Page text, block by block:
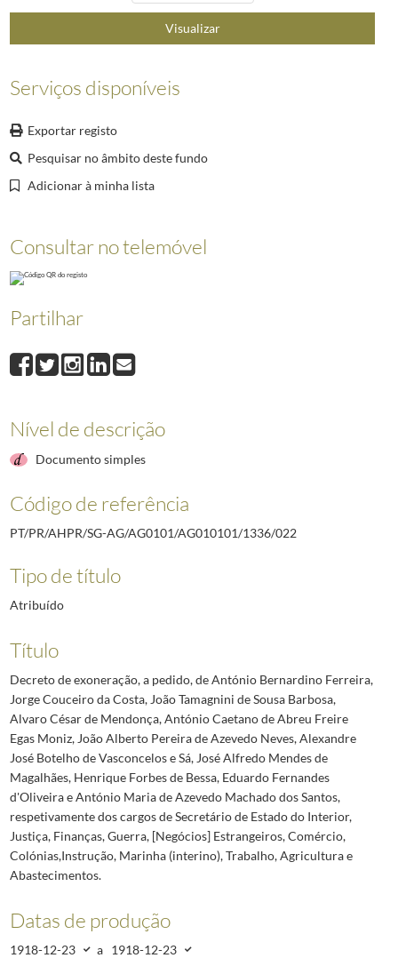
024Decreto de nomeação de João Tamagnini de Sousa Barbosa para
Visualizar
Serviços disponíveis
Exportar registo
Pesquisar no âmbito deste fundo
Adicionar à minha lista
Consultar no telemóvel
Partilhar
Nível de descrição
Documento simples
Código de referência
PT/PR/AHPR/SG-AG/AG0101/AG010101/1336/022
Tipo de título
Atribuído
Título
Decreto de exoneração, a pedido, de António Bernardino Ferreira,
Jorge Couceiro da Costa, João Tamagnini de Sousa Barbosa,
Alvaro César de Mendonça, António Caetano de Abreu Freire
Egas Moniz, João Alberto Pereira de Azevedo Neves, Alexandre
José Botelho de Vasconcelos e Sá, José Alfredo Mendes de
Magalhães, Henrique Forbes de Bessa, Eduardo Fernandes
d'Oliveira e António Maria de Azevedo Machado dos Santos,
respetivamente dos cargos de Secretário de Estado do Interior,
Justiça, Finanças, Guerra, [Negócios] Estrangeiros, Comércio,
Colónias,Instrução, Marinha (interino), Trabalho, Agricultura e
Abastecimentos.
Datas de produção
1918-12-23 a 1918-12-23